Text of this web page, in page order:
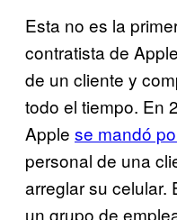
Esta no es la
contratista de
de un cliente y
todo el tiempo. En
Apple se mandó
personal de una
arreglar su celular.
un grupo de